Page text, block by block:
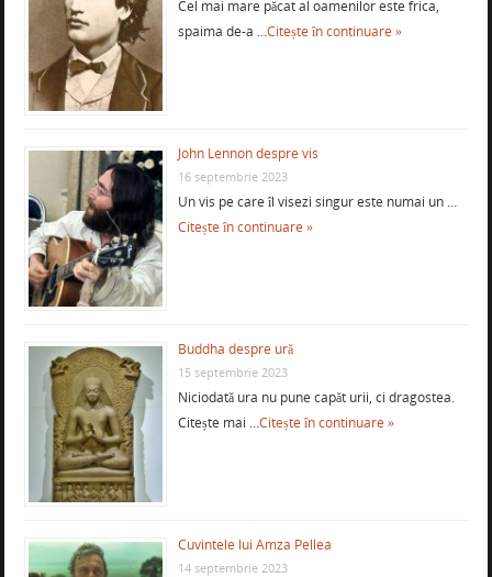
Cel mai mare păcat al oamenilor este frica,
spaima de-a …Citește în continuare »
John Lennon despre vis
16 septembrie 2023
Un vis pe care îl visezi singur este numai un …
Citește în continuare »
Buddha despre ură
15 septembrie 2023
Niciodată ura nu pune capăt urii, ci dragostea.
Citește mai …Citește în continuare »
Cuvintele lui Amza Pellea
14 septembrie 2023